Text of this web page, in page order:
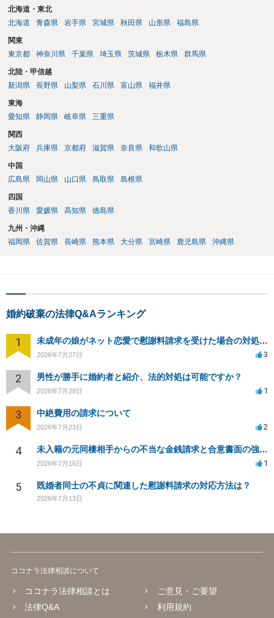
能性もないわけではありません。 ただし、法律上重婚は認められてい
ないので、既婚者同士の婚約が成立するかといわれると、成立しない
際には、清算条項という定めを設けることがほとんどです。 清算条項
を定めることによって、「これをもってお互いに今後一切請求しな
い」ことを双方が誓約することになります。 上記はあくまでも一般論
答ができるかと存じます。 弁護士に相談すべき事案かと存じますの
で、お早めにご相談されることをお勧めいたします。
北海道・東北
北海道
青森県 岩手県 宮城県 秋田県 山形県 福島県
関東
東京都
神奈川県 千葉県 埼玉県 茨城県 栃木県 群馬県
北陸・甲信越
新潟県
長野県 山梨県 石川県 富山県 福井県
東海
愛知県
静岡県 岐阜県 三重県
関西
大阪府
兵庫県 京都府 滋賀県 奈良県 和歌山県
中国
広島県
岡山県 山口県 鳥取県 島根県
四国
香川県
愛媛県 高知県 徳島県
九州・沖縄
福岡県
佐賀県 長崎県 熊本県 大分県 宮崎県 鹿児島県 沖縄県
婚約破棄の法律Q&Aランキング
1 未成年の娘がネット恋愛で慰謝料請求を受けた場合の対処法は？
2026年7月27日 3
2 男性が勝手に婚約者と紹介、法的対処は可能ですか？
2026年7月28日 1
3 中絶費用の請求について
2026年7月23日 2
4 未入籍の元同棲相手からの不当な金銭請求と合意書面の強要について
2026年7月16日 1
5 既婚者同士の不貞に関連した慰謝料請求の対応方法は？
2026年7月13日
ココナラ法律相談について
ココナラ法律相談とは
法律Q&A
ご意見・ご要望
利用規約